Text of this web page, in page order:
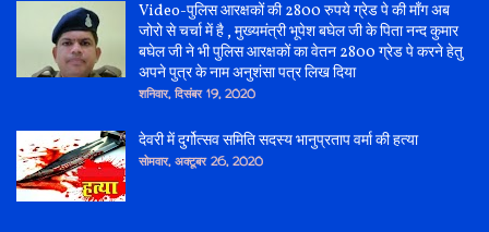
Video-पुलिस आरक्षकों की 2800 रुपये ग्रेड पे की माँग अब
जोरो से चर्चा में है , मुख्यमंत्री भूपेश बघेल जी के पिता नन्द कुमार
बघेल जी ने भी पुलिस आरक्षकों का वेतन 2800 ग्रेड पे करने हेतु
अपने पुत्र के नाम अनुशंसा पत्र लिख दिया
शनिवार, दिसंबर 19, 2020
देवरी में दुर्गोत्सव समिति सदस्य भानुप्रताप वर्मा की हत्या
सोमवार, अक्टूबर 26, 2020